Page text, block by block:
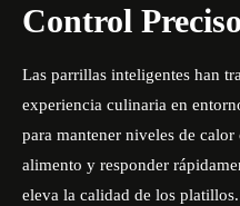
Control
Las parrillas inteligentes han
experiencia culinaria en
para mantener niveles de calor
alimento y responder
eleva la calidad de los